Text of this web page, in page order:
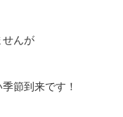
せんが
節到来です！